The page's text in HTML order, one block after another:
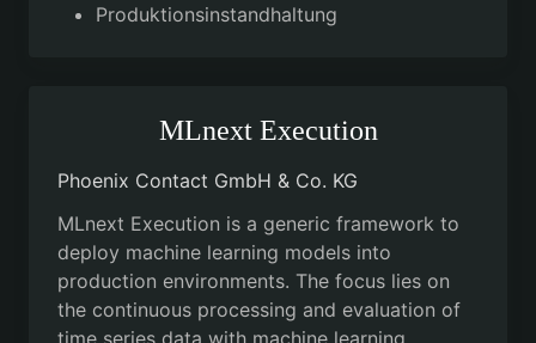
Produktionsinstandhaltung
MLnext Execution
Phoenix Contact GmbH & Co. KG
MLnext Execution is a generic framework to
deploy machine learning models into
production environments. The focus lies on
the continuous processing and evaluation of
time series data with machine learning